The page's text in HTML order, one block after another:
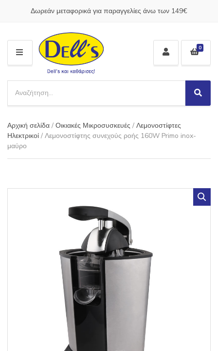
Δωρεάν μεταφορικά για παραγγελίες άνω των 149€
M
E
N
U
a
e
g
o
r
a
c
h
p
r
u
S
e
0
Αρχική σελίδα / Οικιακές Μικροσυσκευές / Λεμονοστίφτες
Ηλεκτρικοί / Λεμονοστίφτης συνεχούς ροής 160W Primo inox-
μαύρο